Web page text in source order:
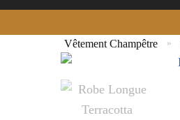
Vêtement Champêtre »